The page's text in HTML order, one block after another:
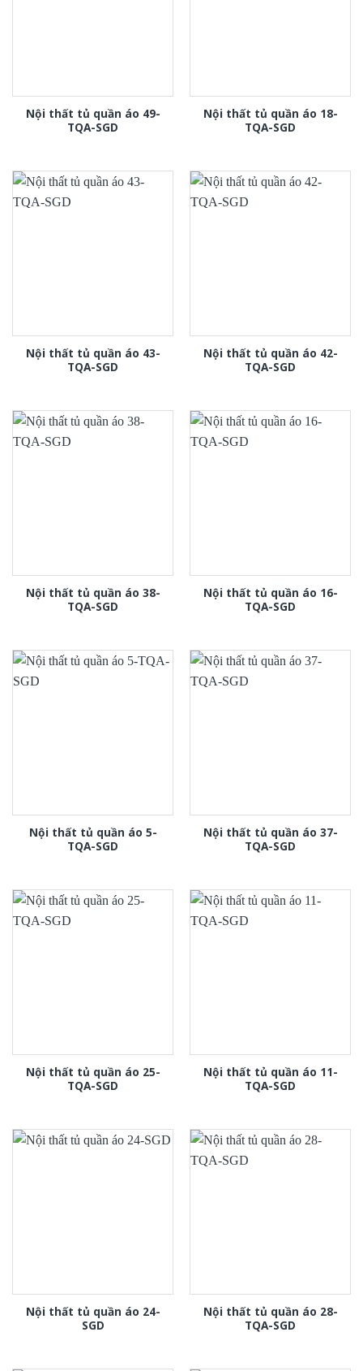
Nội thất tủ quần áo 49-
TQA-SGD
Nội thất tủ quần áo 18-
TQA-SGD
Nội thất tủ quần áo 43-
TQA-SGD
Nội thất tủ quần áo 42-
TQA-SGD
Nội thất tủ quần áo 38-
TQA-SGD
Nội thất tủ quần áo 16-
TQA-SGD
Nội thất tủ quần áo 5-
TQA-SGD
Nội thất tủ quần áo 37-
TQA-SGD
Nội thất tủ quần áo 25-
TQA-SGD
Nội thất tủ quần áo 11-
TQA-SGD
Nội thất tủ quần áo 24-
SGD
Nội thất tủ quần áo 28-
TQA-SGD